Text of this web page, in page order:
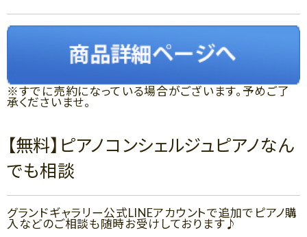
※すでに売約になっている場合がございます。予めご了
承くださいませ。
【無料】ピアノコンシェルジュピアノなん
でも相談
グランドギャラリー公式LINEアカウントで追加でピアノ購
入などのご相談も随時お受けしております♪